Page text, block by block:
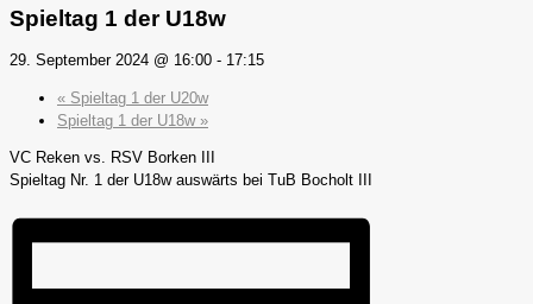
Spieltag 1 der U18w
29. September 2024 @ 16:00 - 17:15
« Spieltag 1 der U20w
Spieltag 1 der U18w »
VC Reken vs. RSV Borken III
Spieltag Nr. 1 der U18w auswärts bei TuB Bocholt III